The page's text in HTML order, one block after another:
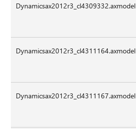
Dynamicsax2012r3_cl4309332.axmodel
Dynamicsax2012r3_cl4311164.axmodel
Dynamicsax2012r3_cl4311167.axmodel